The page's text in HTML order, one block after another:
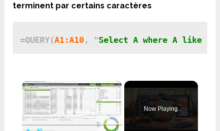
terminent par certains caractères
=QUERY(A1:A10 , "Select A where A like
×
Now Playing